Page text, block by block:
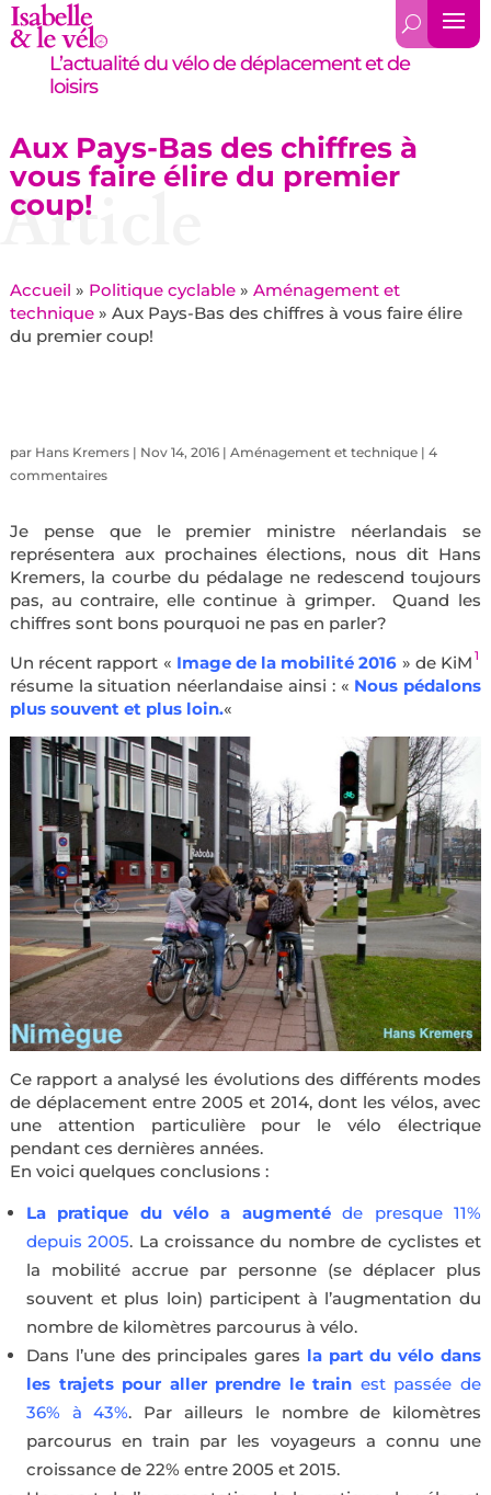
L’actualité du vélo de déplacement et de
loisirs
Aux Pays-Bas des chiffres à
vous faire élire du premier
coup!
Article
Accueil » Politique cyclable» Aménagement et
technique» Aux Pays-Bas des chiffres à vous faire élire
du premier coup!
par Hans Kremers| Nov 14, 2016| Aménagement et technique| 4
commentaires
Je pense que le premier ministre néerlandais se
représentera aux prochaines élections, nous dit Hans
Kremers, la courbe du pédalage ne redescend toujours
pas, au contraire, elle continue à grimper. Quand les
chiffres sont bons pourquoi ne pas en parler?
Un récent rapport « Image de la mobilité 2016 » de KiM 1
résume la situation néerlandaise ainsi : « Nous pédalons
plus souvent et plus loin.«
Ce rapport a analysé les évolutions des différents modes
de déplacement entre 2005 et 2014, dont les vélos, avec
une attention particulière pour le vélo électrique
pendant ces dernières années.
En voici quelques conclusions :
La pratique du vélo a augmentéde presque 11%
depuis 2005. La croissance du nombre de cyclistes et
la mobilité accrue par personne (se déplacer plus
souvent et plus loin) participent à l’augmentation du
nombre de kilomètres parcourus à vélo.
Dans l’une des principales gares la part du vélo dans
les trajets pour aller prendre le train est passée de
36% à 43%. Par ailleurs le nombre de kilomètres
parcourus en train par les voyageurs a connu une
croissance de 22% entre 2005 et 2015.